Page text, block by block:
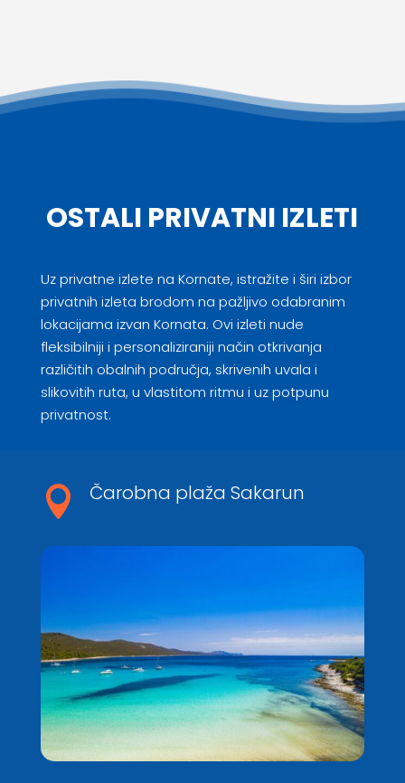
OSTALI PRIVATNI IZLETI
Uz privatne izlete na Kornate, istražite i širi izbor
privatnih izleta brodom na pažljivo odabranim
lokacijama izvan Kornata. Ovi izleti nude
fleksibilniji i personaliziraniji način otkrivanja
različitih obalnih područja, skrivenih uvala i
slikovitih ruta, u vlastitom ritmu i uz potpunu
privatnost.
 Čarobna plaža Sakarun